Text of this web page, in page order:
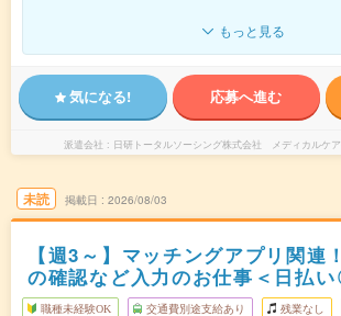
もっと見る
気になる! 応募へ進む
派遣会社 日研トータルソーシング株式会社 メディカルケ
未読 掲載日 2026/08/03
【週3～】マッチングアプリ関連
の確認など入力のお仕事＜日払い
職種未経験OK 交通費別途支給あり 残業なし